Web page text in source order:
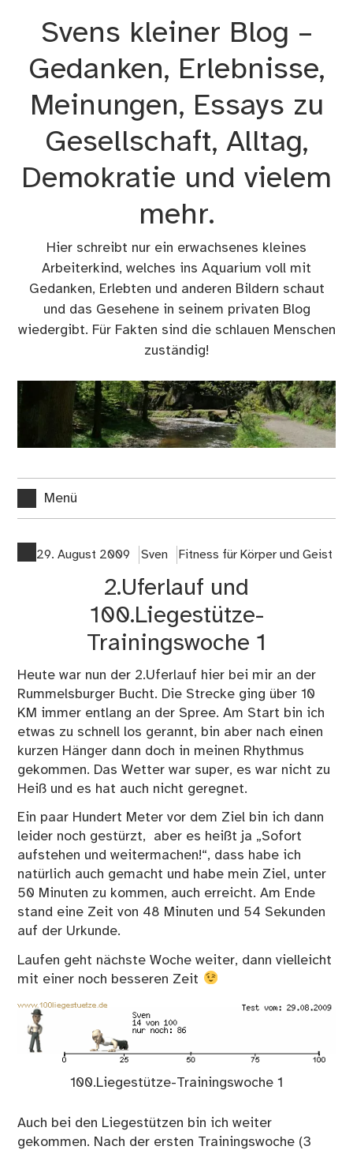
Svens kleiner Blog –
Gedanken, Erlebnisse,
Meinungen, Essays zu
Gesellschaft, Alltag,
Demokratie und vielem
mehr.
Hier schreibt nur ein erwachsenes kleines
Arbeiterkind, welches ins Aquarium voll mit
Gedanken, Erlebten und anderen Bildern schaut
und das Gesehene in seinem privaten Blog
wiedergibt. Für Fakten sind die schlauen Menschen
zuständig!
Menü
29. August 2009 Sven Fitness für Körper und Geist
2.Uferlauf und
100.Liegestütze-
Trainingswoche 1
Heute war nun der 2.Uferlauf hier bei mir an der
Rummelsburger Bucht. Die Strecke ging über 10
KM immer entlang an der Spree. Am Start bin ich
etwas zu schnell los gerannt, bin aber nach einen
kurzen Hänger dann doch in meinen Rhythmus
gekommen. Das Wetter war super, es war nicht zu
Heiß und es hat auch nicht geregnet.
Ein paar Hundert Meter vor dem Ziel bin ich dann
leider noch gestürzt, aber es heißt ja „Sofort
aufstehen und weitermachen!“, dass habe ich
natürlich auch gemacht und habe mein Ziel, unter
50 Minuten zu kommen, auch erreicht. Am Ende
stand eine Zeit von 48 Minuten und 54 Sekunden
auf der Urkunde.
Laufen geht nächste Woche weiter, dann vielleicht
mit einer noch besseren Zeit
100.Liegestütze-Trainingswoche 1
Auch bei den Liegestützen bin ich weiter
gekommen. Nach der ersten Trainingswoche (3